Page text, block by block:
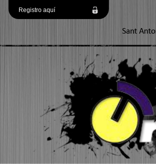
Registro aquí